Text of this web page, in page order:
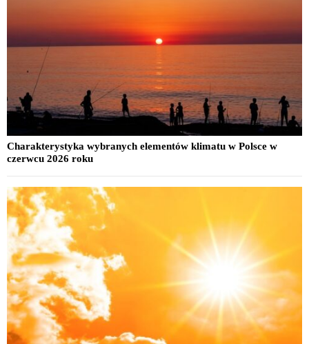
Charakterystyka wybranych elementów klimatu w Polsce w
czerwcu 2026 roku